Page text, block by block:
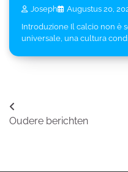
Joseph
Augustus 20,
Introduzione Il calcio non è
universale, una cultura
Oudere berichten